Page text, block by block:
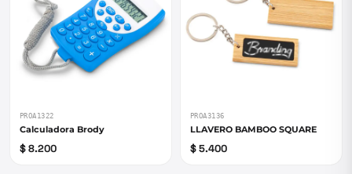
PROA1322
Calculadora Brody
$ 8.200
PROA3136
LLAVERO BAMBOO SQUARE
$ 5.400